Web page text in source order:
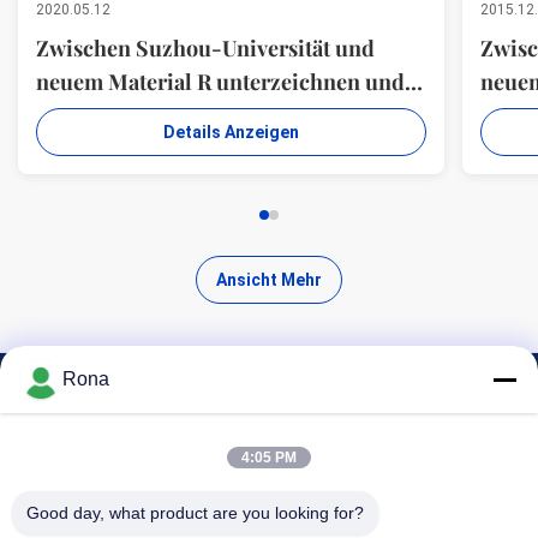
2020.05.12
Zwischen Suzhou-Universität und
neuem Material R unterzeichnen und
Enthüllungszeremonie u. d-Mitte von
ADHÄSIONS-MATERIALIEN Co., Ltd.
Details Anzeigen
Ansicht Mehr
Finde hochwertige Produkte
Rona
4:05 PM
Good day, what product are you looking for?